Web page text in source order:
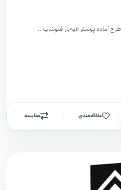
علاقه‌مندی مقایسه